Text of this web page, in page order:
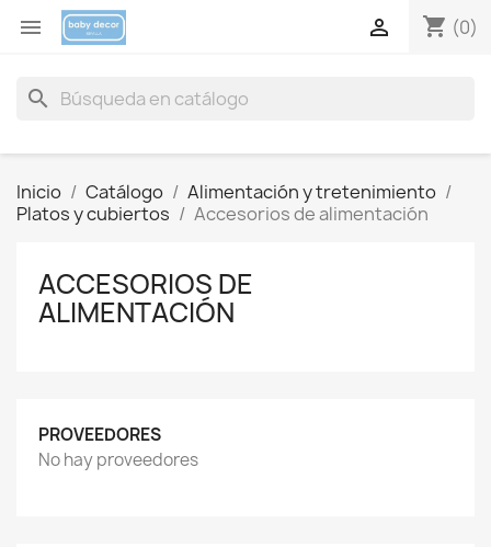
 shopping_cart (0)

search
Inicio Catálogo
Alimentación y tretenimiento
Platos y cubiertos
Accesorios de alimentación
ACCESORIOS DE
ALIMENTACIÓN
PROVEEDORES
No hay proveedores